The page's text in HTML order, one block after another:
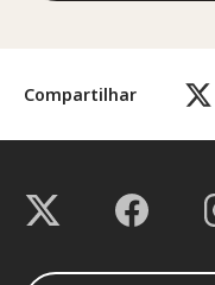
Compartilhar